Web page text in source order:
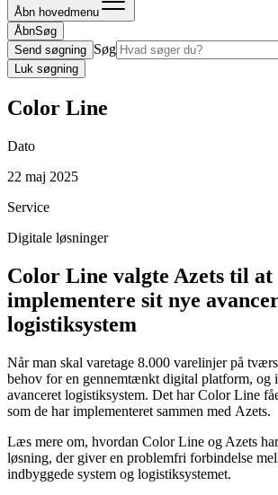
Åbn hovedmenu
ÅbnSøg
Send søgning Søg
Luk søgning
Color Line
Dato
22 maj 2025
Service
Digitale løsninger
Color Line valgte Azets til at
implementere sit nye
logistiksystem
Når man skal varetage 8.000 varelinjer på
behov for en gennemtænkt digital platform, og
avanceret logistiksystem. Det har Color Line
som de har implementeret sammen med Azets.
Læs mere om, hvordan Color Line og Azets
løsning, der giver en problemfri forbindelse
indbyggede system og logistiksystemet.